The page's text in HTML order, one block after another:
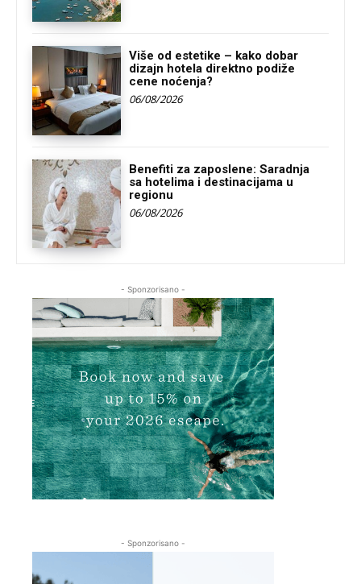
Više od estetike – kako dobar
dizajn hotela direktno podiže
cene noćenja?
06/08/2026
Benefiti za zaposlene: Saradnja
sa hotelima i destinacijama u
regionu
06/08/2026
- Sponzorisano -
- Sponzorisano -